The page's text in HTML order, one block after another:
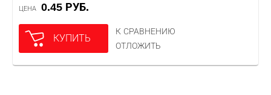
ЦЕНА 0.45 РУБ.
КУПИТЬ
К СРАВНЕНИЮ
ОТЛОЖИТЬ